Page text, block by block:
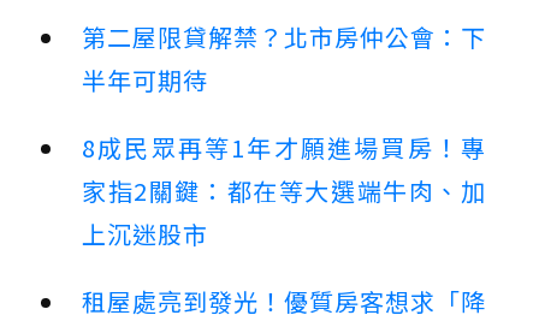
第二屋限貸解禁？北市房仲公會：下
半年可期待
8成民眾再等1年才願進場買房！專
家指2關鍵：都在等大選端牛肉、加
上沉迷股市
租屋處亮到發光！優質房客想求「降